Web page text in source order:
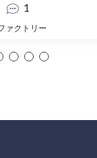
1
ァクトリー